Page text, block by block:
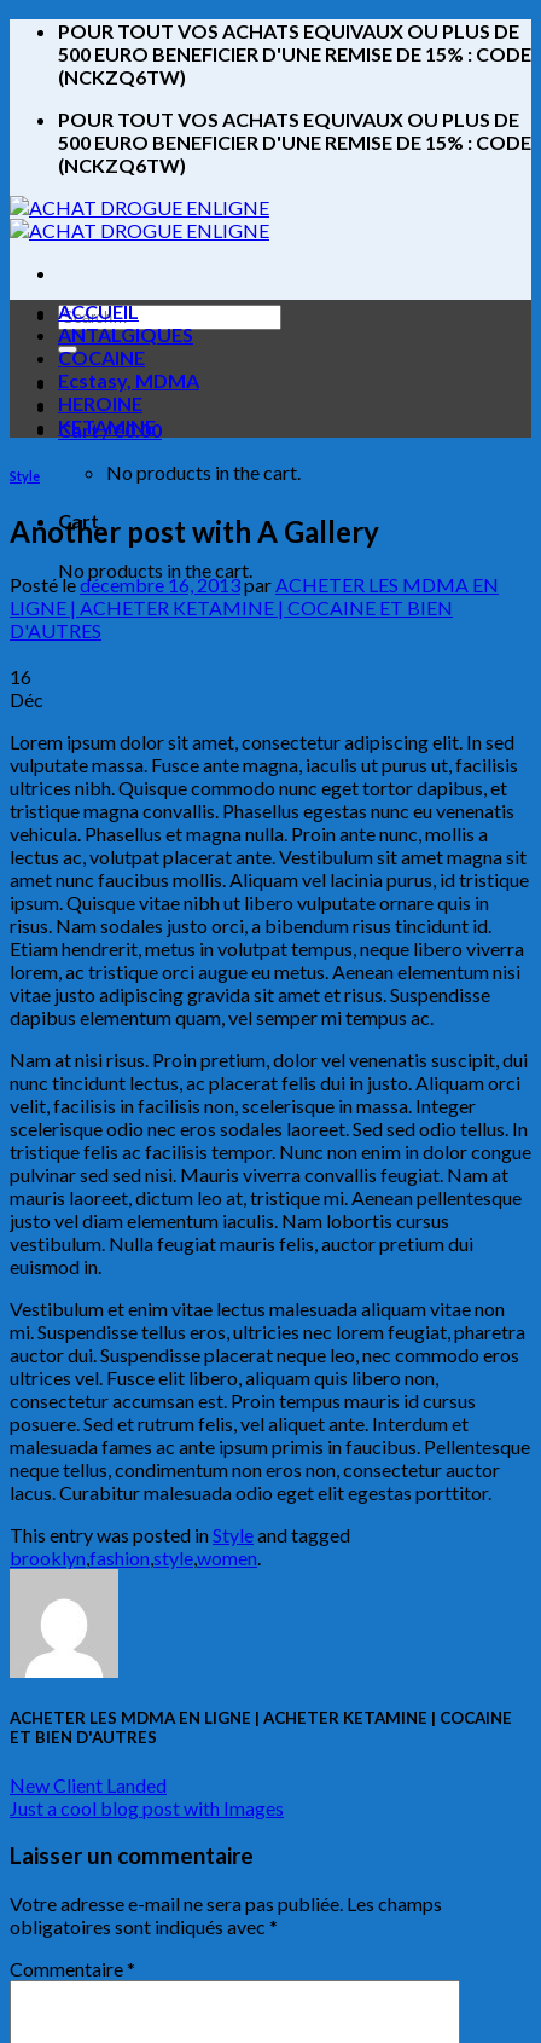
Skip
content
POUR TOUT VOS ACHATS EQUIVAUX OU PLUS DE
500 EURO BENEFICIER D'UNE REMISE DE 15% : CODE
(NCKZQ6TW)
POUR TOUT VOS ACHATS EQUIVAUX OU PLUS DE
500 EURO BENEFICIER D'UNE REMISE DE 15% : CODE
(NCKZQ6TW)
Search
for:
Cart /€0.00
No products in the cart.
Cart
No products in the cart.
ACCUEIL
ANTALGIQUES
COCAINE
Ecstasy, MDMA
HEROINE
KETAMINE
Style
Another post with A Gallery
Posté ledécembre 16, 2013parACHETER LES MDMA EN
LIGNE | ACHETER KETAMINE | COCAINE ET BIEN
D'AUTRES
16
Déc
Lorem ipsum dolor sit amet, consectetur adipiscing elit. In sed
vulputate massa. Fusce ante magna, iaculis ut purus ut, facilisis
ultrices nibh. Quisque commodo nunc eget tortor dapibus, et
tristique magna convallis. Phasellus egestas nunc eu venenatis
vehicula. Phasellus et magna nulla. Proin ante nunc, mollis a
lectus ac, volutpat placerat ante. Vestibulum sit amet magna sit
amet nunc faucibus mollis. Aliquam vel lacinia purus, id tristique
ipsum. Quisque vitae nibh ut libero vulputate ornare quis in
risus. Nam sodales justo orci, a bibendum risus tincidunt id.
Etiam hendrerit, metus in volutpat tempus, neque libero viverra
lorem, ac tristique orci augue eu metus. Aenean elementum nisi
vitae justo adipiscing gravida sit amet et risus. Suspendisse
dapibus elementum quam, vel semper mi tempus ac.
Nam at nisi risus. Proin pretium, dolor vel venenatis suscipit, dui
nunc tincidunt lectus, ac placerat felis dui in justo. Aliquam orci
velit, facilisis in facilisis non, scelerisque in massa. Integer
scelerisque odio nec eros sodales laoreet. Sed sed odio tellus. In
tristique felis ac facilisis tempor. Nunc non enim in dolor congue
pulvinar sed sed nisi. Mauris viverra convallis feugiat. Nam at
mauris laoreet, dictum leo at, tristique mi. Aenean pellentesque
justo vel diam elementum iaculis. Nam lobortis cursus
vestibulum. Nulla feugiat mauris felis, auctor pretium dui
euismod in.
Vestibulum et enim vitae lectus malesuada aliquam vitae non
mi. Suspendisse tellus eros, ultricies nec lorem feugiat, pharetra
auctor dui. Suspendisse placerat neque leo, nec commodo eros
ultrices vel. Fusce elit libero, aliquam quis libero non,
consectetur accumsan est. Proin tempus mauris id cursus
posuere. Sed et rutrum felis, vel aliquet ante. Interdum et
malesuada fames ac ante ipsum primis in faucibus. Pellentesque
neque tellus, condimentum non eros non, consectetur auctor
lacus. Curabitur malesuada odio eget elit egestas porttitor.
This entry was posted inStyleand tagged
brooklyn,fashion,style,women.
ACHETER LES MDMA EN LIGNE | ACHETER KETAMINE | COCAINE
ET BIEN D'AUTRES
New Client Landed
Just a cool blog post with Images
Laisser un commentaire
Votre adresse e-mail ne sera pas publiée. Les champs
obligatoires sont indiqués avec *
Commentaire*